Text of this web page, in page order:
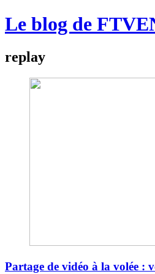
Le blog de
replay
Partage de vidéo à la volée :